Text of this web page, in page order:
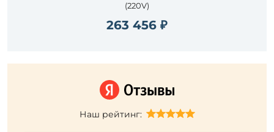
(220V)
263 456 ₽
Наш рейтинг: